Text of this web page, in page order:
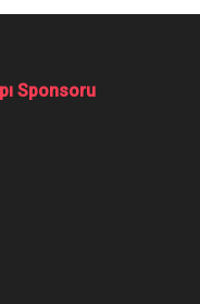
Nihayet O Özelliği Test